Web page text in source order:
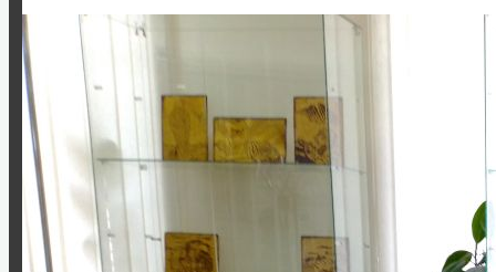
ВОВ 1941-1945 гг
Абрамов Константин Кирикович
Борисенко Григорий Яковлевич
Голубев Георгий Гордеевич
Гусаров Григорий Андреевич
Донских Александр Иванович
Козаченко Алексей Константинович